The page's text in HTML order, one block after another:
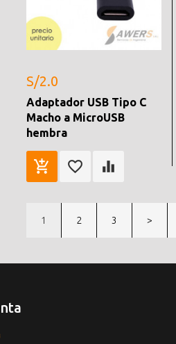
S/2.0
Adaptador USB Tipo C
Macho a MicroUSB
hembra
1 2 3 >